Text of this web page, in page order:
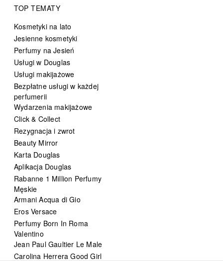
TOP TEMATY
Kosmetyki na lato
Jesienne kosmetyki
Perfumy na Jesień
Usługi w Douglas
Usługi makijażowe
Bezpłatne usługi w każdej
perfumerii
Wydarzenia makijażowe
Click & Collect
Rezygnacja i zwrot
Beauty Mirror
Karta Douglas
Aplikacja Douglas
Rabanne 1 Million Perfumy
Męskie
Armani Acqua di Gio
Eros Versace
Perfumy Born In Roma
Valentino
Jean Paul Gaultier Le Male
Carolina Herrera Good Girl